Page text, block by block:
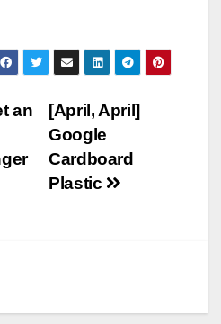
[April, April]
Google
Cardboard
Plastic
an